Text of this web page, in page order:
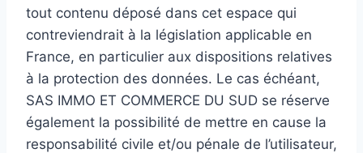
tout contenu déposé dans cet espace qui
contreviendrait à la législation applicable en
France, en particulier aux dispositions relatives
à la protection des données. Le cas échéant,
SAS IMMO ET COMMERCE DU SUD se réserve
également la possibilité de mettre en cause la
responsabilité civile et/ou pénale de l’utilisateur,